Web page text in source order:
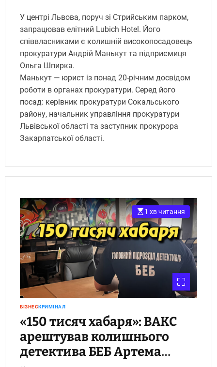
У центрі Львова, поруч зі Стрийським парком,
запрацював елітний Lubich Hotel. Його
співвласниками є колишній високопосадовець
прокуратури Андрій Манькут та підприємиця
Ольга Шпирка.
Манькут — юрист із понад 20-річним досвідом
роботи в органах прокуратури. Серед його
посад: керівник прокуратури Сокальського
району, начальник управління прокуратури
Львівської області та заступник прокурора
Закарпатської області.
1 хв читання
БІЗНЕСКРИМІНАЛ
«150 тисяч хабаря»: ВАКС
арештував колишнього
детектива БЕБ Артема